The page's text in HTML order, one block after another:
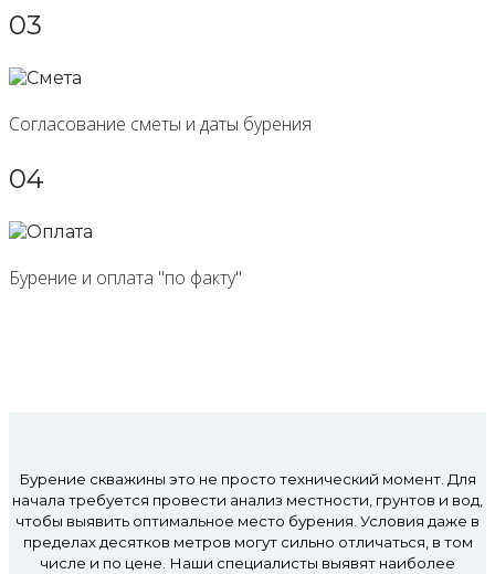
03
Согласование сметы и даты бурения
04
Бурение и оплата "по факту"
Бурение скважины это не просто технический момент. Для
начала требуется провести анализ местности, грунтов и вод,
чтобы выявить оптимальное место бурения. Условия даже в
пределах десятков метров могут сильно отличаться, в том
числе и по цене. Наши специалисты выявят наиболее